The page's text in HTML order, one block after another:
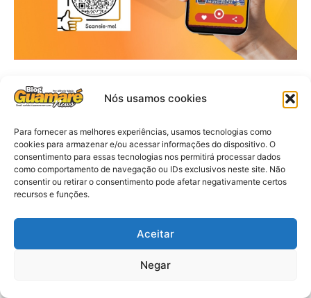
Nós usamos cookies
Para fornecer as melhores experiências, usamos tecnologias como
cookies para armazenar e/ou acessar informações do dispositivo. O
consentimento para essas tecnologias nos permitirá processar dados
como comportamento de navegação ou IDs exclusivos neste site. Não
consentir ou retirar o consentimento pode afetar negativamente certos
recursos e funções.
Aceitar
Negar